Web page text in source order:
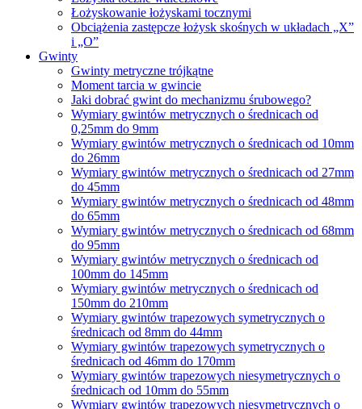
Łożyskowanie łożyskami tocznymi
Obciążenia zastępcze łożysk skośnych w układach „X”
i „O”
Gwinty
Gwinty metryczne trójkątne
Moment tarcia w gwincie
Jaki dobrać gwint do mechanizmu śrubowego?
Wymiary gwintów metrycznych o średnicach od
0,25mm do 9mm
Wymiary gwintów metrycznych o średnicach od 10mm
do 26mm
Wymiary gwintów metrycznych o średnicach od 27mm
do 45mm
Wymiary gwintów metrycznych o średnicach od 48mm
do 65mm
Wymiary gwintów metrycznych o średnicach od 68mm
do 95mm
Wymiary gwintów metrycznych o średnicach od
100mm do 145mm
Wymiary gwintów metrycznych o średnicach od
150mm do 210mm
Wymiary gwintów trapezowych symetrycznych o
średnicach od 8mm do 44mm
Wymiary gwintów trapezowych symetrycznych o
średnicach od 46mm do 170mm
Wymiary gwintów trapezowych niesymetrycznych o
średnicach od 10mm do 55mm
Wymiary gwintów trapezowych niesymetrycznych o